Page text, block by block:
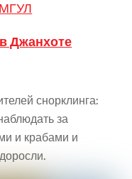
МГУЛ
Джанхоте
снорклинга:
за
и крабами и